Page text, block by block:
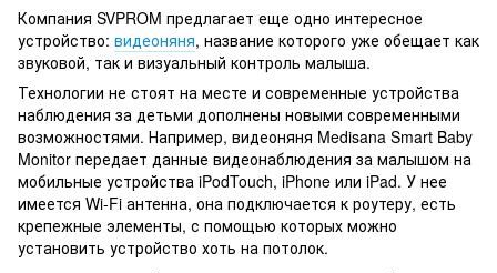
Компания SVPROM предлагает еще одно интересное
устройство: видеоняня, название которого уже обещает как
звуковой, так и визуальный контроль малыша.
Технологии не стоят на месте и современные устройства
наблюдения за детьми дополнены новыми современными
возможностями. Например, видеоняня Medisana Smart Baby
Monitor передает данные видеонаблюдения за малышом на
мобильные устройства iPodTouch, iPhone или iPad. У нее
имеется Wi-Fi антенна, она подключается к роутеру, есть
крепежные элементы, с помощью которых можно
установить устройство хоть на потолок.